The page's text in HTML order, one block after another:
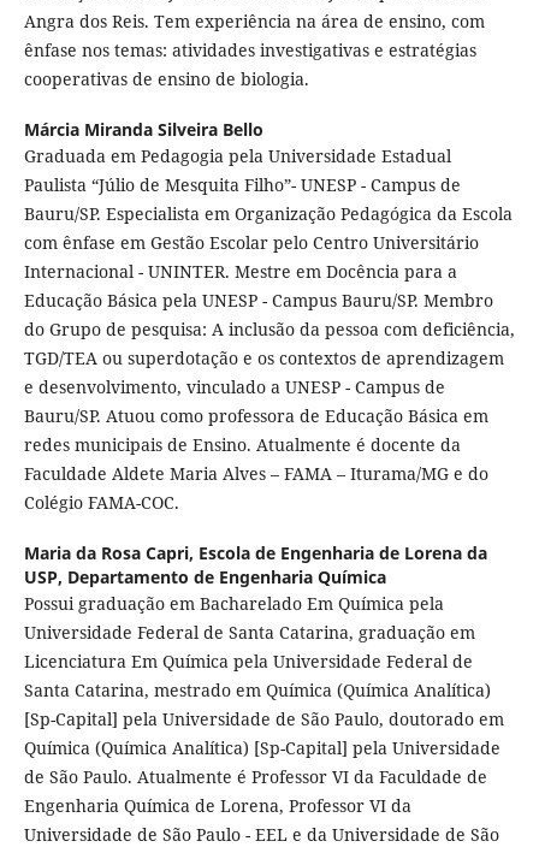
Angra dos Reis. Tem experiência na área de ensino, com
ênfase nos temas: atividades investigativas e estratégias
cooperativas de ensino de biologia.
Márcia Miranda Silveira Bello
Graduada em Pedagogia pela Universidade Estadual
Paulista “Júlio de Mesquita Filho”- UNESP - Campus de
Bauru/SP. Especialista em Organização Pedagógica da Escola
com ênfase em Gestão Escolar pelo Centro Universitário
Internacional - UNINTER. Mestre em Docência para a
Educação Básica pela UNESP - Campus Bauru/SP. Membro
do Grupo de pesquisa: A inclusão da pessoa com deficiência,
TGD/TEA ou superdotação e os contextos de aprendizagem
e desenvolvimento, vinculado a UNESP - Campus de
Bauru/SP. Atuou como professora de Educação Básica em
redes municipais de Ensino. Atualmente é docente da
Faculdade Aldete Maria Alves – FAMA – Iturama/MG e do
Colégio FAMA-COC.
Maria da Rosa Capri, Escola de Engenharia de Lorena da
USP, Departamento de Engenharia Química
Possui graduação em Bacharelado Em Química pela
Universidade Federal de Santa Catarina, graduação em
Licenciatura Em Química pela Universidade Federal de
Santa Catarina, mestrado em Química (Química Analítica)
[Sp-Capital] pela Universidade de São Paulo, doutorado em
Química (Química Analítica) [Sp-Capital] pela Universidade
de São Paulo. Atualmente é Professor VI da Faculdade de
Engenharia Química de Lorena, Professor VI da
Universidade de São Paulo - EEL e da Universidade de São